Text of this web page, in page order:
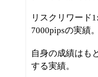
リスクリワード
7000pipsの実績。
自身の成績はも
する実績。